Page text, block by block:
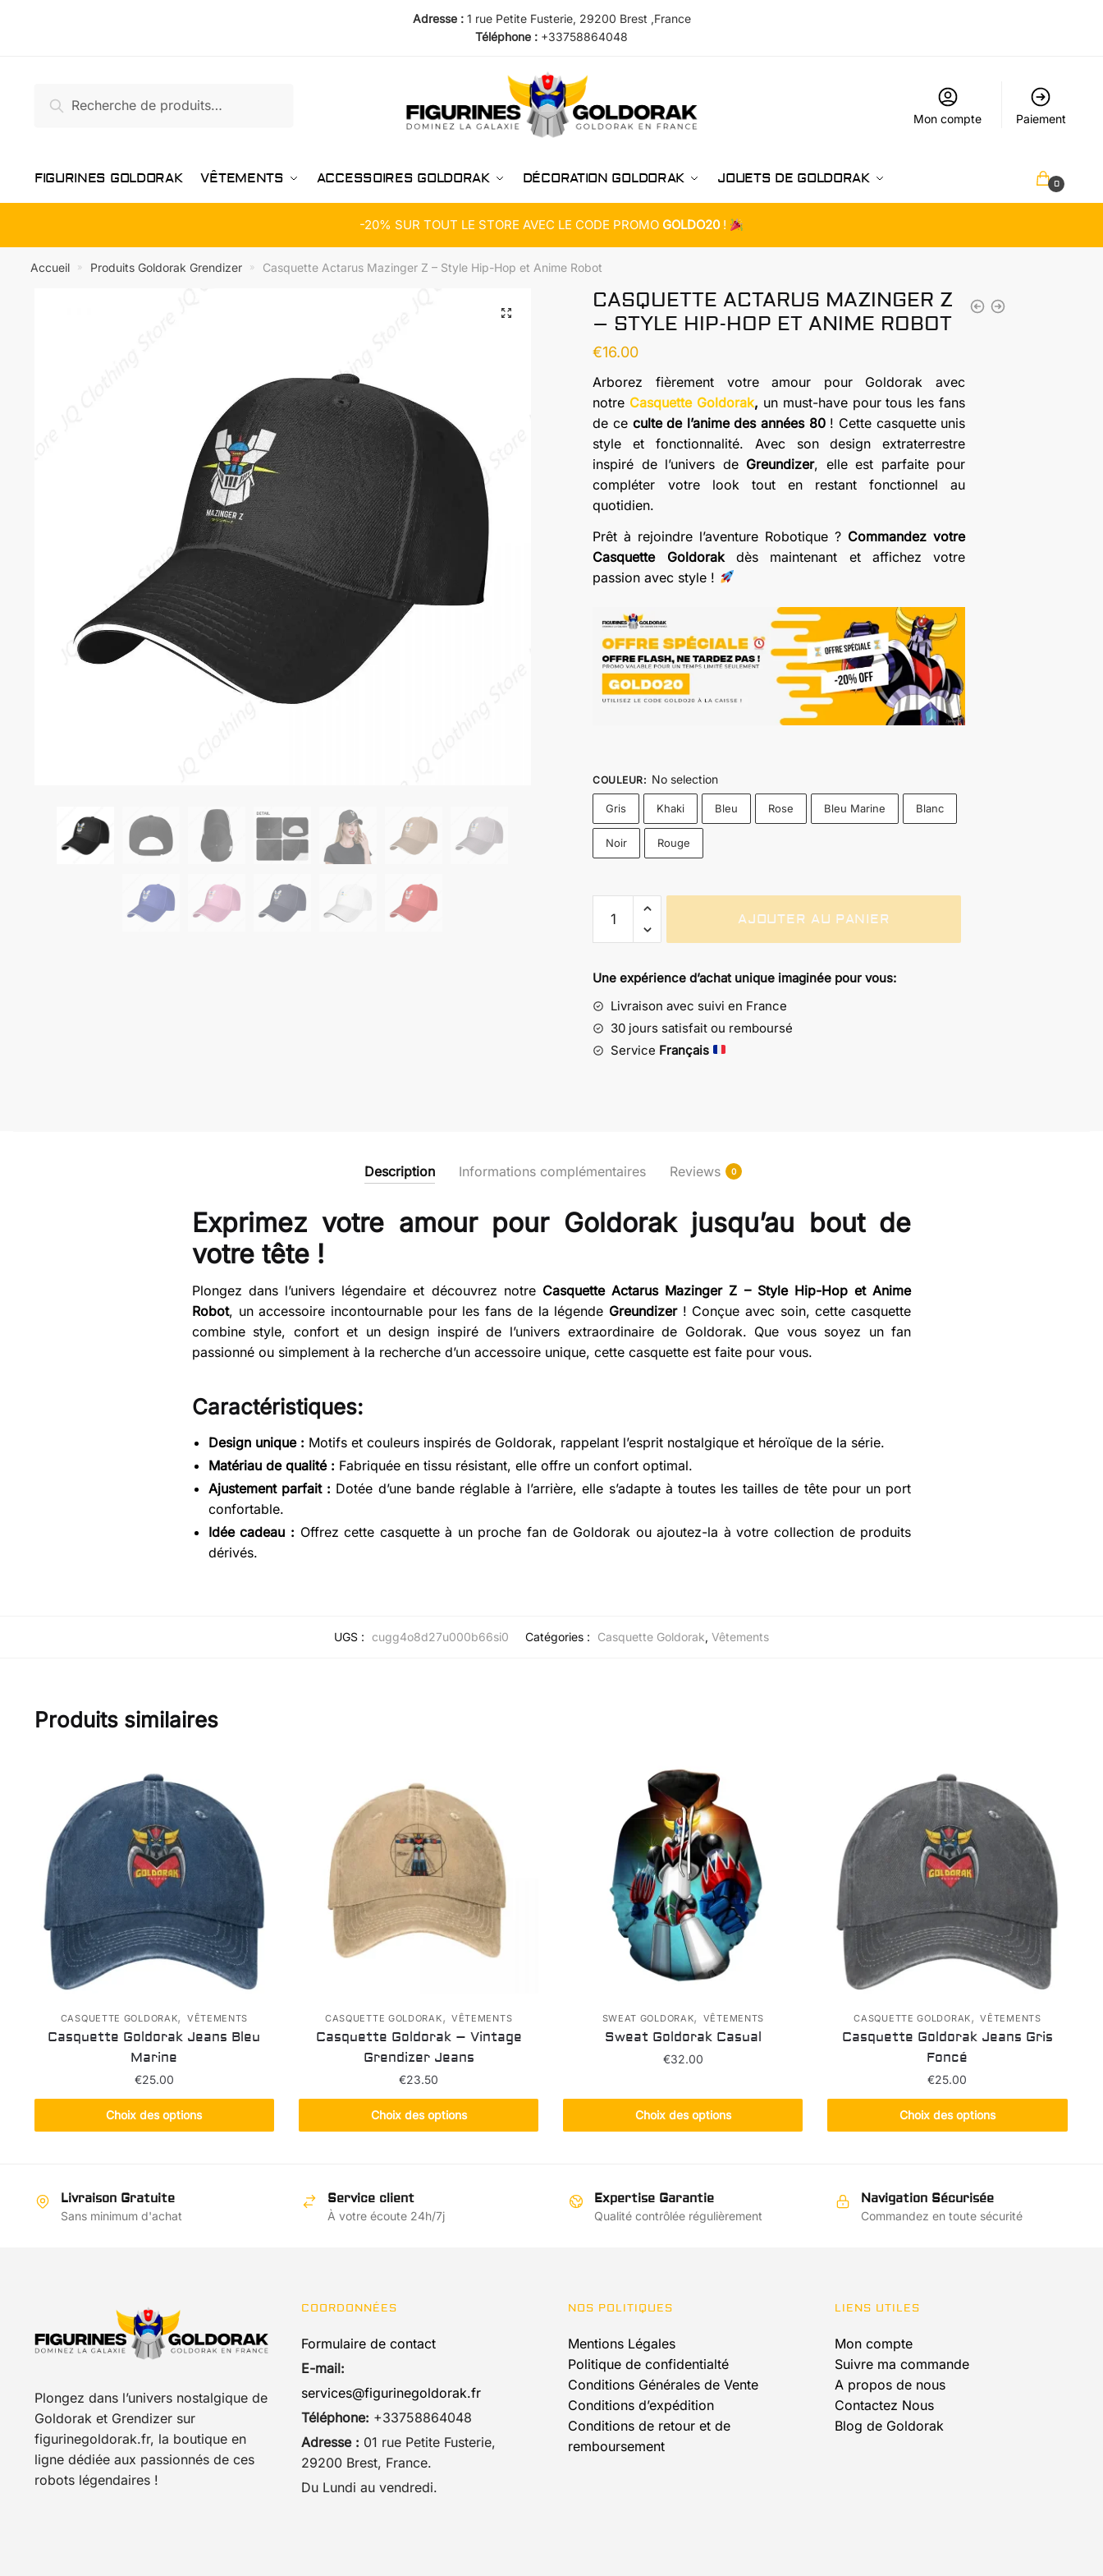
Adresse : 1 rue Petite Fusterie, 29200 Brest ,France
Téléphone : +33758864048
pour :
Recherche
Mon compte Paiement
FIGURINES GOLDORAK VÊTEMENTS ACCESSOIRES GOLDORAK DÉCORATION GOLDORAK JOUETS DE GOLDORAK 0
-20% SUR TOUT LE STORE AVEC LE CODE PROMO GOLDO20!
Accueil » Produits Goldorak Grendizer » Casquette Actarus Mazinger Z – Style Hip-Hop et Anime Robot
CASQUETTE ACTARUS MAZINGER Z
– STYLE HIP-HOP ET ANIME ROBOT
€16.00
Arborez fièrement votre amour pour Goldorak avec
notre Casquette Goldorak, un must-have pour tous les fans
de ce culte de l’anime des années 80! Cette casquette unis
style et fonctionnalité. Avec son design extraterrestre
inspiré de l’univers de Greundizer, elle est parfaite pour
compléter votre look tout en restant fonctionnel au
quotidien.
Prêt à rejoindre l’aventure Robotique ? Commandez votre
Casquette Goldorakdès maintenant et affichez votre
passion avec style !
COULEUR: No selection
Gris Khaki Bleu Rose Bleu Marine Blanc
Noir Rouge
Casquette
Mazinger
Z
-
Style
AJOUTER AU PANIER
Une expérience d’achat unique imaginée pour vous:
Livraison avec suivi en France
30 jours satisfait ou remboursé
Service Français
Description Informations complémentaires Reviews 0
Exprimez votre amour pour Goldorak jusqu’au bout de
votre tête !
Plongez dans l’univers légendaire et découvrez notre Casquette Actarus Mazinger Z – Style Hip-Hop et Anime
Robot, un accessoire incontournable pour les fans de la légende Greundizer! Conçue avec soin, cette casquette
combine style, confort et un design inspiré de l’univers extraordinaire de Goldorak. Que vous soyez un fan
passionné ou simplement à la recherche d’un accessoire unique, cette casquette est faite pour vous.
Caractéristiques:
Design unique : Motifs et couleurs inspirés de Goldorak, rappelant l’esprit nostalgique et héroïque de la série.
Matériau de qualité : Fabriquée en tissu résistant, elle offre un confort optimal.
Ajustement parfait : Dotée d’une bande réglable à l’arrière, elle s’adapte à toutes les tailles de tête pour un port
confortable.
Idée cadeau : Offrez cette casquette à un proche fan de Goldorak ou ajoutez-la à votre collection de produits
dérivés.
UGS : cugg4o8d27u000b66si0 Catégories : Casquette Goldorak, Vêtements
Produits similaires
CASQUETTE GOLDORAK, VÊTEMENTS
Casquette Goldorak Jeans Bleu
Marine
€25.00
Choix des options
Ce
produit
variations.
Les
sur
la
page
produit
CASQUETTE GOLDORAK, VÊTEMENTS
Casquette Goldorak – Vintage
Grendizer Jeans
€23.50
Choix des options
Ce
produit
Les
produit
SWEAT GOLDORAK, VÊTEMENTS
Sweat Goldorak Casual
€32.00
Choix des options
produit
a
Les
options
du
produit
CASQUETTE GOLDORAK,VÊTEMENTS
Casquette Goldorak Jeans Gris
Foncé
€25.00
Choix des options
Ce
produit
variations.
Les
page
Livraison Gratuite
Sans minimum d'achat
Service client
À votre écoute 24h/7j
Expertise Garantie
Qualité contrôlée régulièrement
Navigation Sécurisée
Commandez en toute sécurité
Plongez dans l’univers nostalgique de
Goldorak et Grendizer sur
figurinegoldorak.fr, la boutique en
ligne dédiée aux passionnés de ces
robots légendaires !
COORDONNÉES
Formulaire de contact
E-mail:
services@figurinegoldorak.fr
Téléphone: +33758864048
Adresse : 01 rue Petite Fusterie,
29200 Brest, France.
Du Lundi au vendredi.
NOS POLITIQUES
Mentions Légales
Politique de confidentialté
Conditions Générales de Vente
Conditions d’expédition
Conditions de retour et de
remboursement
LIENS UTILES
Mon compte
Suivre ma commande
A propos de nous
Contactez Nous
Blog de Goldorak